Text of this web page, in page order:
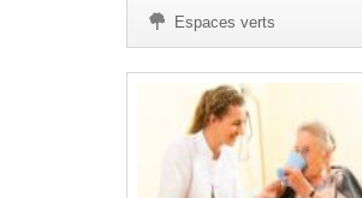
Espaces verts